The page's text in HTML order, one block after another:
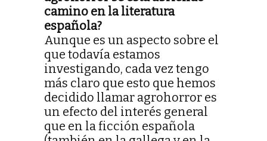
camino en la literatura
española?
Aunque es un aspecto sobre el
que todavía estamos
investigando, cada vez tengo
más claro que esto que hemos
decidido llamar agrohorror es
un efecto del interés general
que en la ficción española